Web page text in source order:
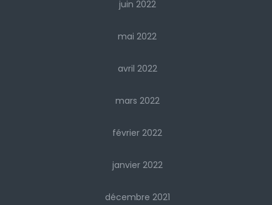
juin 2022
mai 2022
avril 2022
mars 2022
février 2022
janvier 2022
décembre 2021